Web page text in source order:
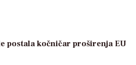
postala kočničar proširenja EU